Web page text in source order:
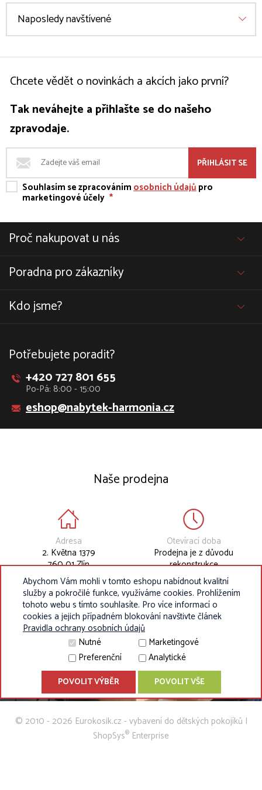
Naposledy navštívené
Chcete vědět o novinkách a akcích jako první?
Tak neváhejte a přihlašte se do našeho
zpravodaje.
PŘIHLÁSIT SE
Souhlasím se zpracovánímosobních údajůpro
marketingové účely *
Proč nakupovat u nás
Poradna pro zákazníky
Kdo jsme?
Potřebujete poradit?
+420 727 801 655
Po-Pá: 8:00 - 15:00
eshop@nabytek-harmonia.cz
Naše prodejna
Adresa
2. Května 1379
760 01 Zlín
Otevírací doba
Prodejna je z důvodu
rekonstrukce
dočasně uzavřena.
© 2010 - 2026 Eurokosik.cz - vybavení do dětských pokojíků |
ShopSys® Enterprise
Abychom Vám mohli v tomto eshopu nabídnout kvalitní
služby a pokročilé funkce, využíváme cookies. Prohlížením
tohoto webu s tímto souhlasíte. Pro více informací o
cookies a jejich případném blokování navštivte článek
Pravidla ochrany osobních údajů
Nutné
Marketingové
Preferenční
Analytické
POVOLIT VÝBĚR POVOLIT VŠE